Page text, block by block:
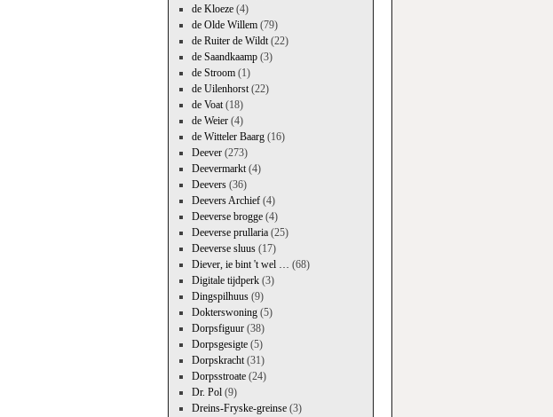
de Kloeze(4)
de Olde Willem(79)
de Ruiter de Wildt(22)
de Saandkaamp(3)
de Stroom(1)
de Uilenhorst(22)
de Voat(18)
de Weier(4)
de Witteler Baarg(16)
Deever(273)
Deevermarkt(4)
Deevers(36)
Deevers Archief(4)
Deeverse brogge(4)
Deeverse prullaria(25)
Deeverse sluus(17)
Diever, ie bint 't wel … (68)
Digitale tijdperk(3)
Dingspilhuus(9)
Dokterswoning(5)
Dorpsfiguur(38)
Dorpsgesigte(5)
Dorpskracht(31)
Dorpsstroate(24)
Dr. Pol(9)
Dreins-Fryske-greinse(3)